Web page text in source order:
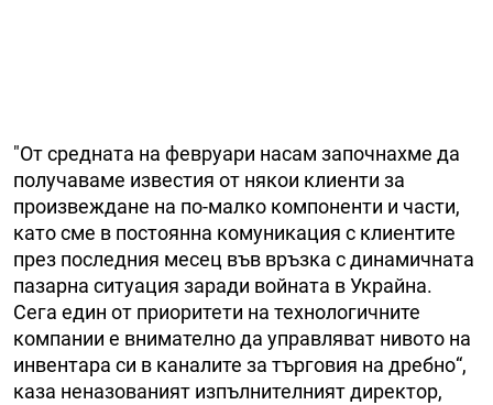
"От средната на февруари насам започнахме да
получаваме известия от някои клиенти за
произвеждане на по-малко компоненти и части,
като сме в постоянна комуникация с клиентите
през последния месец във връзка с динамичната
пазарна ситуация заради войната в Украйна.
Сега един от приоритети на технологичните
компании е внимателно да управляват нивото на
инвентара си в каналите за търговия на дребно“,
каза неназованият изпълнителният директор,